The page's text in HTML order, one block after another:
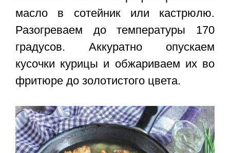
масло в сотейник или кастрюлю.
Разогреваем до температуры 170
градусов. Аккуратно опускаем
кусочки курицы и обжариваем их во
фритюре до золотистого цвета.